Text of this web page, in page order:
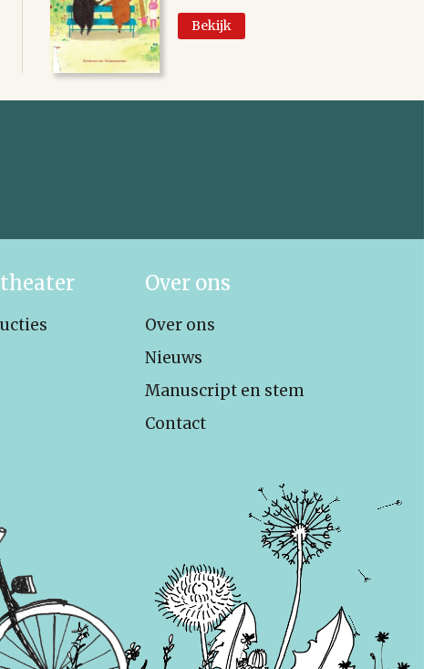
Bekijk
Over ons
Over ons
Nieuws
Manuscript en stem
Contact